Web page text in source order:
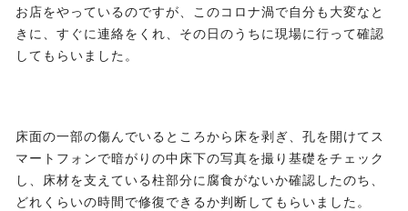
お店をやっているのですが、このコロナ渦で自分も大変なと
きに、すぐに連絡をくれ、その日のうちに現場に行って確認
してもらいました。
床面の一部の傷んでいるところから床を剥ぎ、孔を開けてス
マートフォンで暗がりの中床下の写真を撮り基礎をチェック
し、床材を支えている柱部分に腐食がないか確認したのち、
どれくらいの時間で修復できるか判断してもらいました。